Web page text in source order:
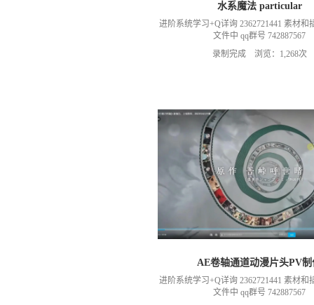
水系魔法 particular
进阶系统学习+Q详询 2362721441 素材和
文件中 qq群号 742887567
录制完成 浏览：1,268次
AE卷轴通道动漫片头PV制
进阶系统学习+Q详询 2362721441 素材和
文件中 qq群号 742887567